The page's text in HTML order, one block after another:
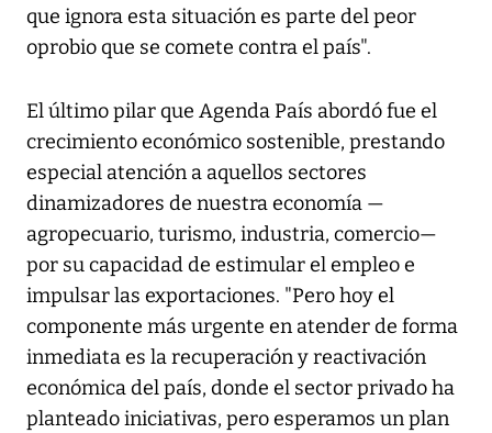
que ignora esta situación es parte del peor
oprobio que se comete contra el país".
El último pilar que Agenda País abordó fue el
crecimiento económico sostenible, prestando
especial atención a aquellos sectores
dinamizadores de nuestra economía —
agropecuario, turismo, industria, comercio—
por su capacidad de estimular el empleo e
impulsar las exportaciones. "Pero hoy el
componente más urgente en atender de forma
inmediata es la recuperación y reactivación
económica del país, donde el sector privado ha
planteado iniciativas, pero esperamos un plan